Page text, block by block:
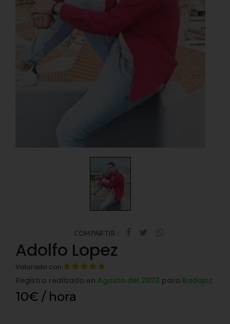
COMPARTIR :
Adolfo Lopez
Valorado con
Registro realizado en Agosto del 2023 para Badajoz
10€ / hora